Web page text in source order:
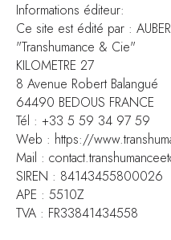
Informations éditeur:
Ce site est édité par :
"Transhumance & Cie"
KILOMETRE 27
8 Avenue Robert Balangué
64490 BEDOUS FRANCE
Tél : +33 5 59 34 97 59
Web : https://
Mail :
SIREN : 84143455800026
APE : 5510Z
TVA : FR33841434558